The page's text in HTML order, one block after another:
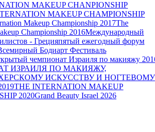
MAKEUP CHANPIONSHIP
MAKEUP CHAMPIONSHIP
Makeup Championship 2017The
Championship 2016Международный
- Грецияпятый ежегодный форум
Бодиарт Фестиваль
чемпионат Израиля по макияжу
ИЗРАИЛЯ ПО МАКИЯЖУ,
ИСКУССТВУ И НОГТЕВОМУ
THE INTERNATION MAKEUP
2020Grand Beauty Israel 2026